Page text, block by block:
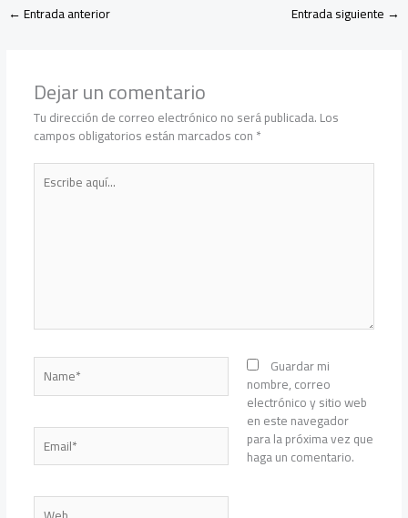
←Entrada anterior Entrada siguiente →
Dejar un comentario
Tu dirección de correo electrónico no será publicada.Los
campos obligatorios están marcados con*
Escribe
aquí...
Name*
Email*
Web
Guardar mi
nombre, correo
electrónico y sitio web
en este navegador
para la próxima vez que
haga un comentario.